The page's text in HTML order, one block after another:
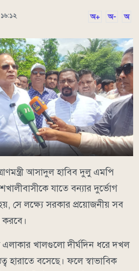
অ+ অ- অ
আসাদুল হাবিব দুলু এমপি
যাতে বন্যার দুর্ভোগ
সে লক্ষ্যে সরকার প্রয়োজনীয় সব
করবে।
এলাকার খালগুলো দীর্ঘদিন ধরে দখল
হারাতে বসেছে। ফলে স্বাভাবিক